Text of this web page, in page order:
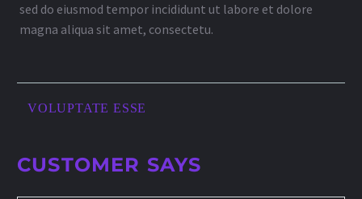
sed do eiusmod tempor incididunt ut labore et dolore
magna aliqua sit amet, consectetu.
VOLUPTATE ESSE
CUSTOMER SAYS